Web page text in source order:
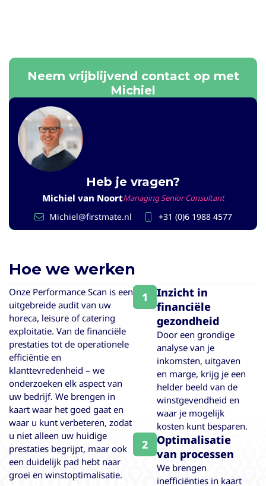
Neem vrijblijvend contact op met
Michiel
Heb je vragen?
Michiel van NoortManaging Senior Consultant
Michiel@firstmate.nl +31 (0)6 1988 4577
Hoe we werken
Onze Performance Scan is een
uitgebreide audit van uw
horeca, leisure of catering
exploitatie. Van de financiële
prestaties tot de operationele
efficiëntie en
klanttevredenheid – we
onderzoeken elk aspect van
uw bedrijf. We brengen in
kaart waar het goed gaat en
waar u kunt verbeteren, zodat
u niet alleen uw huidige
prestaties begrijpt, maar ook
een duidelijk pad hebt naar
groei en winstoptimalisatie.
1
Inzicht in
financiële
gezondheid
Door een grondige
analyse van je
inkomsten, uitgaven
en marge, krijg je een
helder beeld van de
winstgevendheid en
waar je mogelijk
kosten kunt besparen.
2
Optimalisatie
van processen
We brengen
inefficiënties in kaart